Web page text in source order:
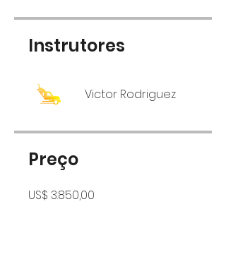
Instrutores
Victor Rodriguez
Preço
US$ 3.850,00